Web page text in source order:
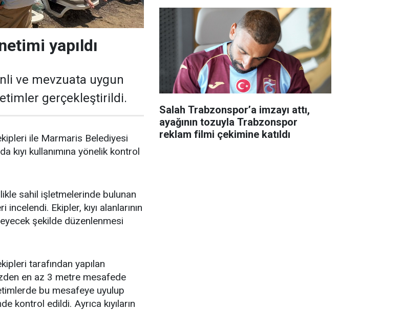
yapıldı
ve mevzuata uygun
gerçekleştirildi.
ile Marmaris Belediyesi
kıyı kullanımına yönelik kontrol
sahil işletmelerinde bulunan
Ekipler, kıyı alanlarının
şekilde düzenlenmesi
tarafından yapılan
en az 3 metre mesafede
bu mesafeye uyulup
kontrol edildi. Ayrıca kıyıların
Salah Trabzonspor’a imzayı attı,
ayağının tozuyla Trabzonspor
reklam filmi çekimine katıldı